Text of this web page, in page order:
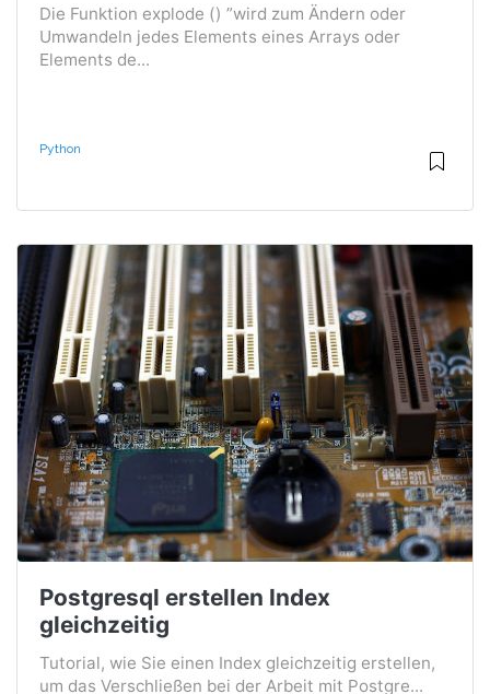
Die Funktion explode () ”wird zum Ändern oder
Umwandeln jedes Elements eines Arrays oder
Elements de...
Python
Postgresql erstellen Index
gleichzeitig
Tutorial, wie Sie einen Index gleichzeitig erstellen,
um das Verschließen bei der Arbeit mit Postgre...